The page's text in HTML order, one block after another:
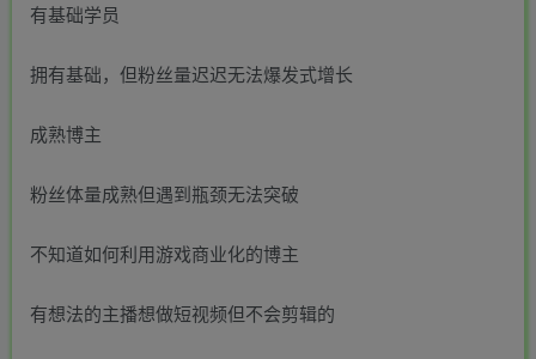
有基础学员
拥有基础，但粉丝量迟迟无法爆发式增长
成熟博主
粉丝体量成熟但遇到瓶颈无法突破
不知道如何利用游戏商业化的博主
有想法的主播想做短视频但不会剪辑的